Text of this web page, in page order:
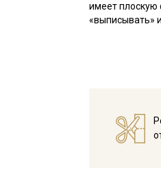
имеет плоскую
«выписывать»